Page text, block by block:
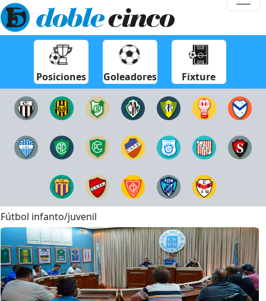
Posiciones Goleadores Fixture
Fútbol infanto/juvenil